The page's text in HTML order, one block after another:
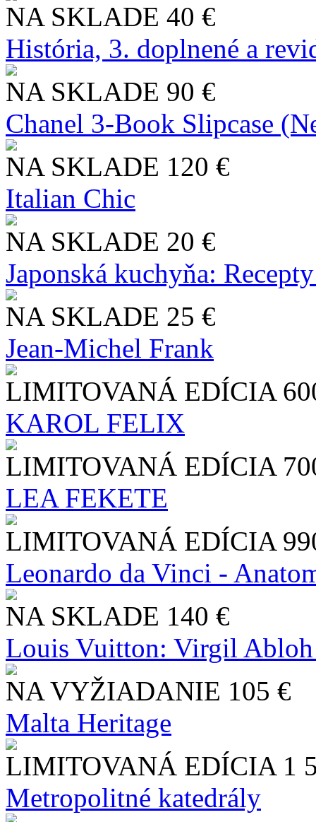
NA SKLADE 40 €
História, 3. doplnené a
NA SKLADE 90 €
Chanel 3-Book Slipcase
NA SKLADE 120 €
Italian Chic
NA SKLADE 20 €
Japonská kuchyňa:
NA SKLADE 25 €
Jean-Michel Frank
LIMITOVANÁ EDÍCIA
KAROL FELIX
LIMITOVANÁ EDÍCIA
LEA FEKETE
LIMITOVANÁ EDÍCIA
Leonardo da Vinci -
NA SKLADE 140 €
Louis Vuitton: Virgil
NA VYŽIADANIE 105 €
Malta Heritage
LIMITOVANÁ EDÍCIA 1
Metropolitné katedrály